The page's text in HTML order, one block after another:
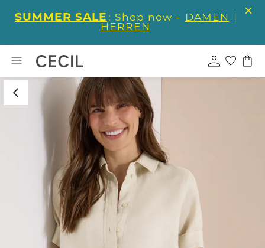
SUMMER SALE : Shop now - DAMEN |
HERREN